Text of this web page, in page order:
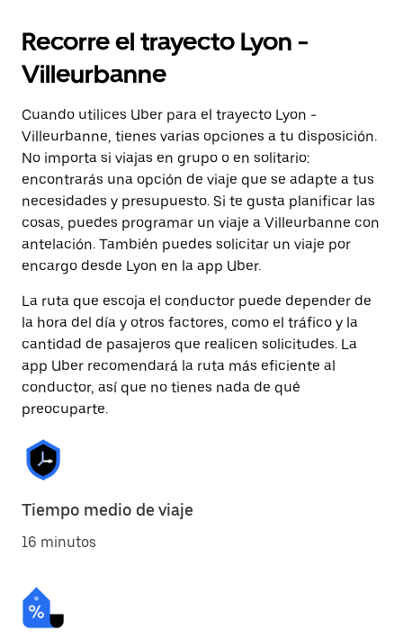
Recorre el trayecto Lyon -
Villeurbanne
Cuando utilices Uber para el trayecto Lyon -
Villeurbanne, tienes varias opciones a tu disposición.
No importa si viajas en grupo o en solitario:
encontrarás una opción de viaje que se adapte a tus
necesidades y presupuesto. Si te gusta planificar las
cosas, puedes programar un viaje a Villeurbanne con
antelación. También puedes solicitar un viaje por
encargo desde Lyon en la app Uber.
La ruta que escoja el conductor puede depender de
la hora del día y otros factores, como el tráfico y la
cantidad de pasajeros que realicen solicitudes. La
app Uber recomendará la ruta más eficiente al
conductor, así que no tienes nada de qué
preocuparte.
Tiempo medio de viaje
16 minutos